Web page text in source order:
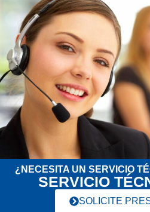
¿NECESITA UN SERVICIO
SERVICIO
SOLICITE